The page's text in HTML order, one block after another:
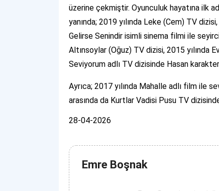
üzerine çekmiştir. Oyunculuk hayatına ilk
yanında; 2019 yılında Leke (Cem) TV
Gelirse Senindir isimli sinema filmi ile
Altınsoylar (Oğuz) TV dizisi, 2015 yılında
Seviyorum adlı TV dizisinde Hasan
Ayrıca; 2017 yılında Mahalle adlı film ile
arasında da Kurtlar Vadisi Pusu TV
28-04-2026
Emre Boşnak